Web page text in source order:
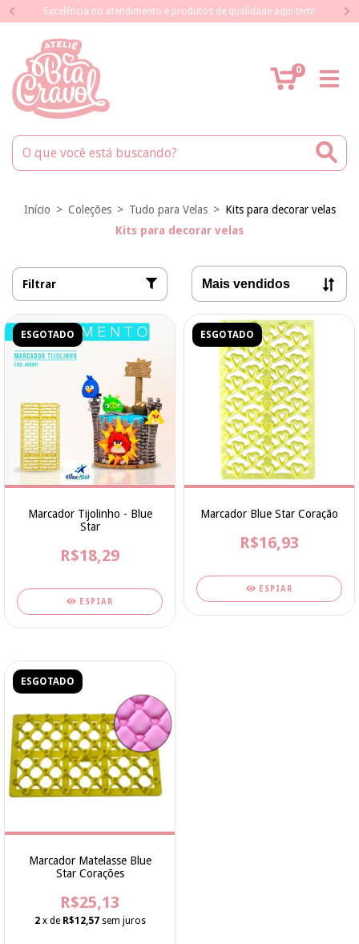
Excelência no atendimento e produtos de qualidade aqui tem!
0
Início > Coleções > Tudo para Velas > Kits para decorar velas
Kits para decorar velas
Filtrar
ESGOTADO
Marcador Tijolinho - Blue
Star
R$18,29
ESPIAR
ESGOTADO
Marcador Blue Star Coração
R$16,93
ESPIAR
ESGOTADO
Marcador Matelasse Blue
Star Corações
R$25,13
2 x de R$12,57 sem juros